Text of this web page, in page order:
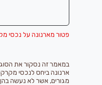
פטור מארנונה על נכסי
במאמר זה נסקור את
ארנונה ביחס לנכסי
מגורים, אשר לא נעשה